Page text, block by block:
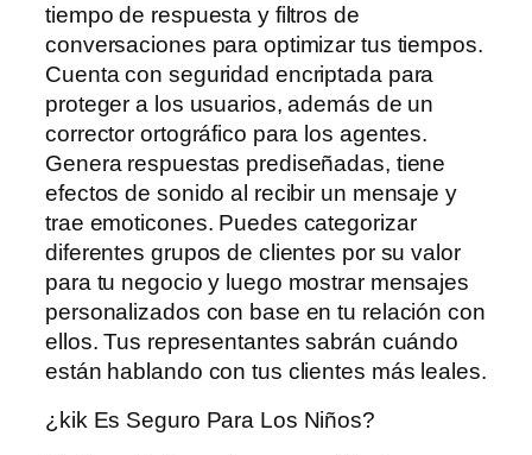
tiempo de respuesta y filtros de
conversaciones para optimizar tus tiempos.
Cuenta con seguridad encriptada para
proteger a los usuarios, además de un
corrector ortográfico para los agentes.
Genera respuestas prediseñadas, tiene
efectos de sonido al recibir un mensaje y
trae emoticones. Puedes categorizar
diferentes grupos de clientes por su valor
para tu negocio y luego mostrar mensajes
personalizados con base ​​en tu relación con
ellos. Tus representantes sabrán cuándo
están hablando con tus clientes más leales.
¿kik Es Seguro Para Los Niños?